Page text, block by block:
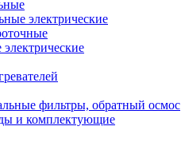
электрические
фильтры, обратный осмос
и комплектующие